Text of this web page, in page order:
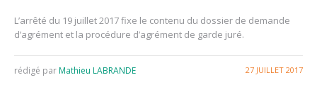
L’arrêté du 19 juillet 2017 fixe le contenu du dossier de demande
d’agrément et la procédure d’agrément de garde juré.
27 JUILLET 2017
rédigé parMathieu LABRANDE